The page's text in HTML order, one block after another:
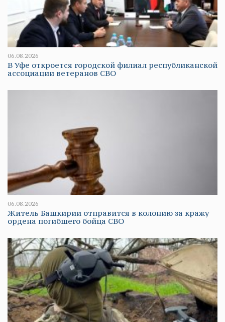
06.08.2026
В Уфе откроется городской филиал республиканской
ассоциации ветеранов СВО
06.08.2026
Житель Башкирии отправится в колонию за кражу
ордена погибшего бойца СВО